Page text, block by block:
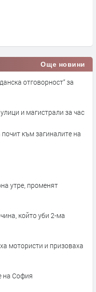
Още новини
отговорност“ за
и магистрали за час
към загиналите на
утре, променят
който уби 2-ма
мотористи и призоваха
на София